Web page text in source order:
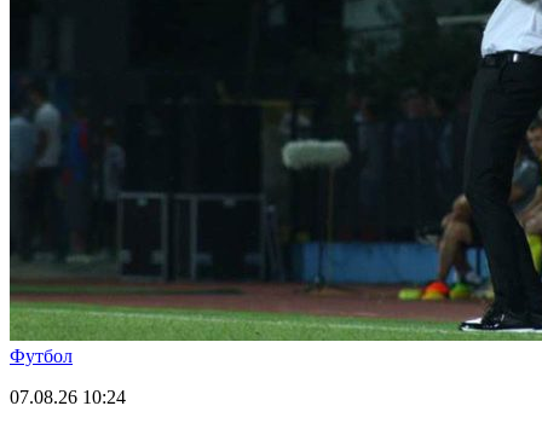
Футбол
07.08.26 10:24